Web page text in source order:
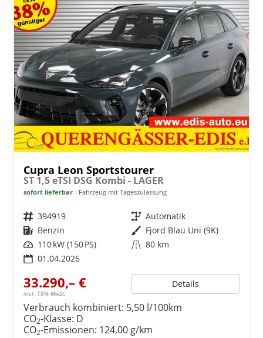
Cupra Leon Sportstourer
ST 1,5 eTSI DSG Kombi - LAGER
sofort lieferbar Fahrzeug mit Tageszulassung
Fahrzeugnr. 394919 Getriebe Automatik
Kraftstoff Benzin Außenfarbe Fjord Blau Uni (9K)
Leistung 110 kW (150 PS) Kilometerstand 80 km
01.04.2026
33.290,– €
incl. 19% MwSt.
Details
Verbrauch kombiniert: 5,50 l/100km
CO2-Klasse: D
CO2-Emissionen: 124,00 g/km